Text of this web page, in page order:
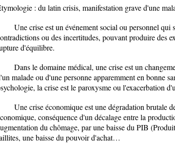
: du latin crisis, manifestation grave d'une
Une crise est un événement social ou personnel qui
ou des incertitudes, pouvant produire des
d'équilibre.
Dans le domaine médical, une crise est un
malade ou d'une personne apparemment en bonne
la crise est le paroxysme ou l'exacerbation
Une crise économique est une dégradation brutale
conséquence d'un décalage entre la
du chômage, par une baisse du PIB
une baisse du pouvoir d'achat…